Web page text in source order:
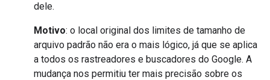
dele.
Motivo: o local original dos limites de tamanho de
arquivo padrão não era o mais lógico, já que se aplica
a todos os rastreadores e buscadores do Google. A
mudança nos permitiu ter mais precisão sobre os